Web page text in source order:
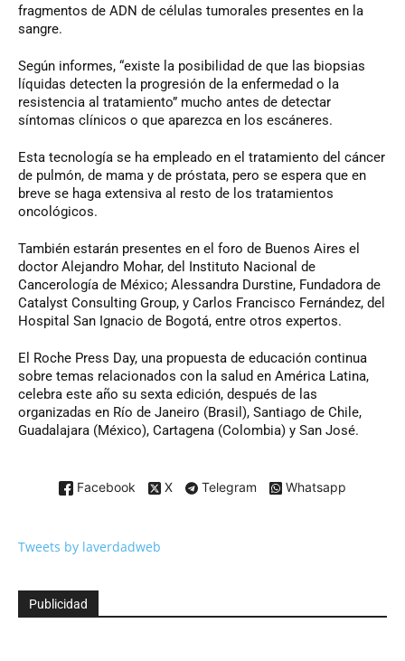
fragmentos de ADN de células tumorales presentes en la
sangre.
Según informes, “existe la posibilidad de que las biopsias
líquidas detecten la progresión de la enfermedad o la
resistencia al tratamiento” mucho antes de detectar
síntomas clínicos o que aparezca en los escáneres.
Esta tecnología se ha empleado en el tratamiento del cáncer
de pulmón, de mama y de próstata, pero se espera que en
breve se haga extensiva al resto de los tratamientos
oncológicos.
También estarán presentes en el foro de Buenos Aires el
doctor Alejandro Mohar, del Instituto Nacional de
Cancerología de México; Alessandra Durstine, Fundadora de
Catalyst Consulting Group, y Carlos Francisco Fernández, del
Hospital San Ignacio de Bogotá, entre otros expertos.
El Roche Press Day, una propuesta de educación continua
sobre temas relacionados con la salud en América Latina,
celebra este año su sexta edición, después de las
organizadas en Río de Janeiro (Brasil), Santiago de Chile,
Guadalajara (México), Cartagena (Colombia) y San José.
Facebook X Telegram Whatsapp
Tweets by laverdadweb
Publicidad